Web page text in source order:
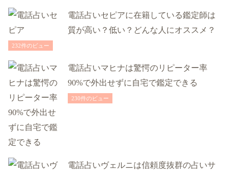
電話占いセピアに在籍している鑑定師は
質が高い？低い？どんな人にオススメ？
232件のビュー
電話占いマヒナは驚愕のリピーター率
90%で外出せずに自宅で鑑定できる
230件のビュー
電話占いヴェルニは信頼度抜群の占いサ